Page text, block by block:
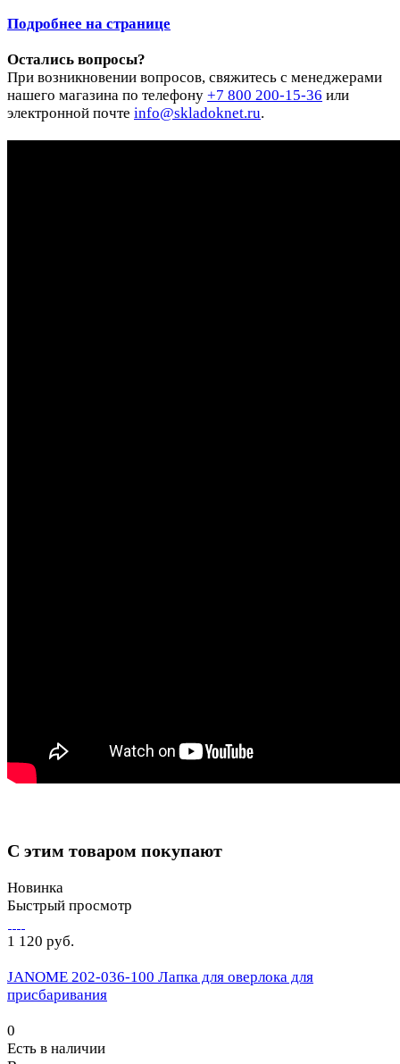
Подробнее на странице
Остались вопросы?
При возникновении вопросов, свяжитесь с менеджерами
нашего магазина по телефону +7 800 200-15-36 или
электронной почте info@skladoknet.ru.
С этим товаром покупают
Новинка
Быстрый просмотр
1 120 руб.
JANOME 202-036-100 Лапка для оверлока для
присбаривания
0
Есть в наличии